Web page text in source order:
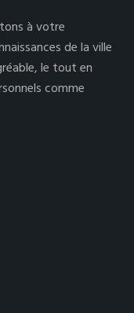
à votre
de la ville
le tout en
comme